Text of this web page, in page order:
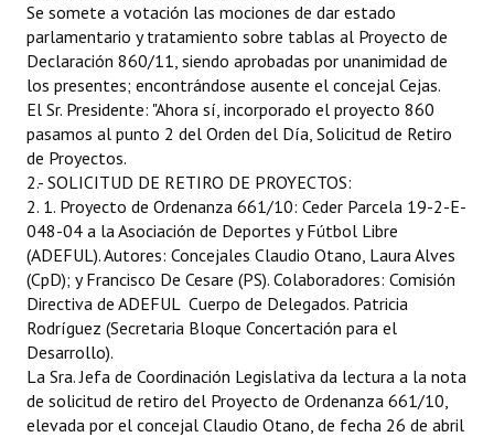
Se somete a votación las mociones de dar estado
parlamentario y tratamiento sobre tablas al Proyecto de
Declaración 860/11, siendo aprobadas por unanimidad de
los presentes; encontrándose ausente el concejal Cejas.
El Sr. Presidente: "Ahora sí, incorporado el proyecto 860
pasamos al punto 2 del Orden del Día, Solicitud de Retiro
de Proyectos.
2.- SOLICITUD DE RETIRO DE PROYECTOS:
2. 1. Proyecto de Ordenanza 661/10: Ceder Parcela 19-2-E-
048-04 a la Asociación de Deportes y Fútbol Libre
(ADEFUL). Autores: Concejales Claudio Otano, Laura Alves
(CpD); y Francisco De Cesare (PS). Colaboradores: Comisión
Directiva de ADEFUL  Cuerpo de Delegados. Patricia
Rodríguez (Secretaria Bloque Concertación para el
Desarrollo).
La Sra. Jefa de Coordinación Legislativa da lectura a la nota
de solicitud de retiro del Proyecto de Ordenanza 661/10,
elevada por el concejal Claudio Otano, de fecha 26 de abril